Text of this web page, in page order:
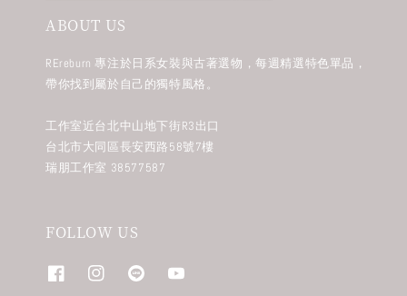
ABOUT US
REreburn 專注於日系女裝與古著選物，每週精選特色單品，
帶你找到屬於自己的獨特風格。
工作室近台北中山地下街R3出口
台北市大同區長安西路58號7樓
瑞朋工作室 38577587
FOLLOW US